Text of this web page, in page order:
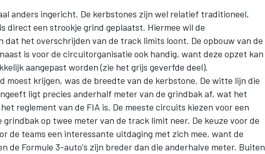
anders ingericht. De kerbstones zijn wel relatief traditioneel,
direct een strookje grind geplaatst. Hiermee wil de
dat het overschrijden van de track limits loont. De opbouw van de
is voor de circuitorganisatie ook handig, want deze opzet kan
aangepast worden (zie het grijs geverfde deel).
moest krijgen, was de breedte van de kerbstone. De witte lijn die
ligt precies anderhalf meter van de grindbak af, wat het
reglement van de FIA is. De meeste circuits kiezen voor een
op twee meter van de track limit neer. De keuze voor de
de teams een interessante uitdaging met zich mee, want de
de Formule 3-auto's zijn breder dan die anderhalve meter. Buiten